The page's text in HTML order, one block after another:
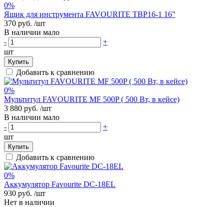
0%
Ящик для инструмента FAVOURITE ТВР16-1 16"
370 руб. /шт
В наличии мало
-
+
шт
Купить
Добавить к сравнению
0%
Мультитул FAVOURITE MF 500P ( 500 Вт, в кейсе)
3 880 руб. /шт
В наличии мало
-
+
шт
Купить
Добавить к сравнению
0%
Аккумулятор Favourite DC-18EL
930 руб. /шт
Нет в наличии